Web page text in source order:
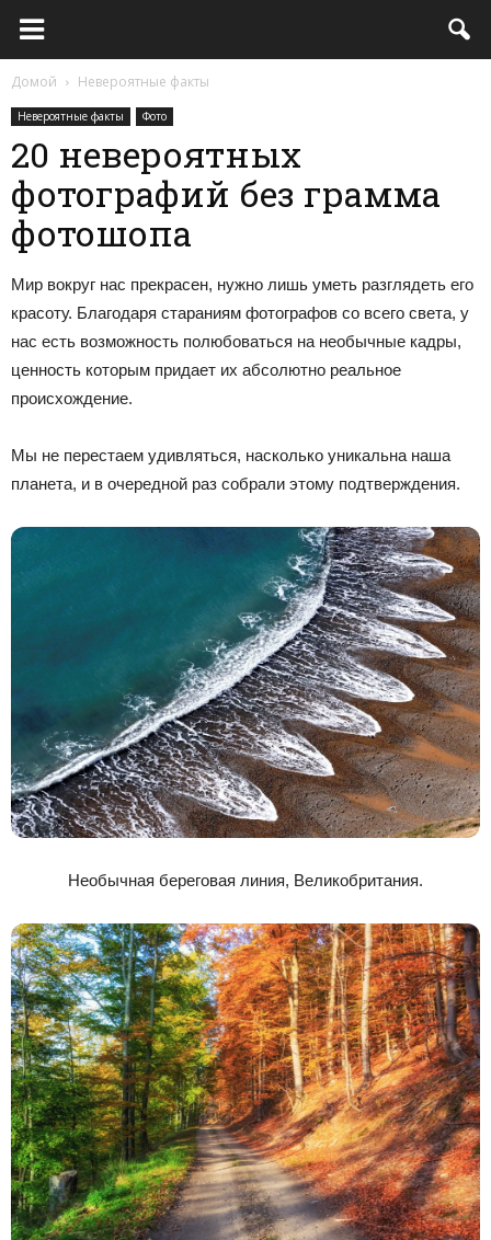
Домой Невероятные факты
Невероятные факты Фото
20 невероятных
фотографий без грамма
фотошопа
Мир вокруг нас прекрасен, нужно лишь уметь разглядеть его
красоту. Благодаря стараниям фотографов со всего света, у
нас есть возможность полюбоваться на необычные кадры,
ценность которым придает их абсолютно реальное
происхождение.
Мы не перестаем удивляться, насколько уникальна наша
планета, и в очередной раз собрали этому подтверждения.
Необычная береговая линия, Великобритания.